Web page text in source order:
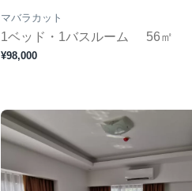
マバラカット
1ベッド・1バスルーム 56㎡
¥98,000